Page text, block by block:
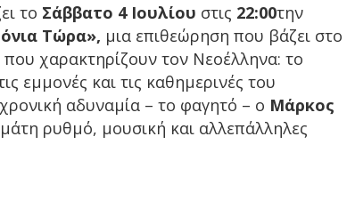
το Σάββατο 4 Ιουλίου στις 22:00την
Τώρα», μια επιθεώρηση που βάζει στο
που χαρακτηρίζουν τον Νεοέλληνα: το
εμμονές και τις καθημερινές του
αδυναμία – το φαγητό – ο Μάρκος
ρυθμό, μουσική και αλλεπάλληλες